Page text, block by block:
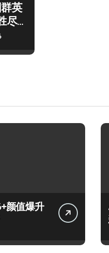
英
尽享
颜值爆升